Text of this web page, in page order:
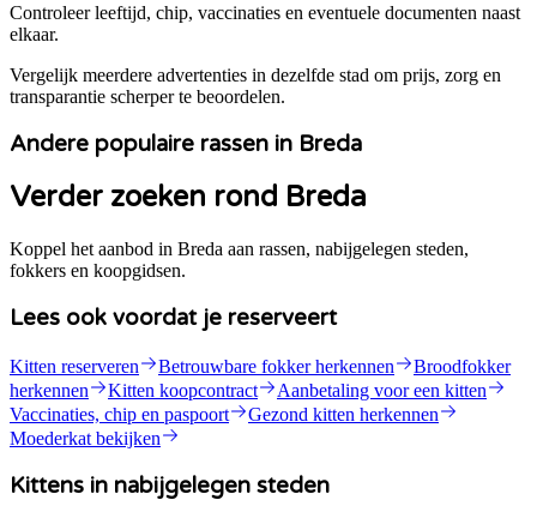
Controleer leeftijd, chip, vaccinaties en eventuele documenten naast
elkaar.
Vergelijk meerdere advertenties in dezelfde stad om prijs, zorg en
transparantie scherper te beoordelen.
Andere populaire rassen in Breda
Verder zoeken rond Breda
Koppel het aanbod in Breda aan rassen, nabijgelegen steden,
fokkers en koopgidsen.
Lees ook voordat je reserveert
Kitten reserveren Betrouwbare fokker herkennen
Broodfokker
herkennen
Kitten koopcontract
Aanbetaling voor een kitten
Vaccinaties, chip en paspoort
Gezond kitten herkennen
Moederkat bekijken
Kittens in nabijgelegen steden